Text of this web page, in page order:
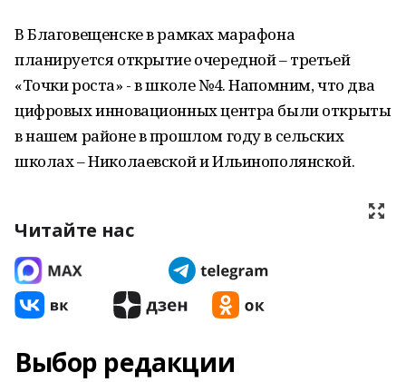
В Благовещенске в рамках марафона
планируется открытие очередной – третьей
«Точки роста» - в школе №4. Напомним, что два
цифровых инновационных центра были открыты
в нашем районе в прошлом году в сельских
школах – Николаевской и Ильинополянской.
Читайте нас
Выбор редакции